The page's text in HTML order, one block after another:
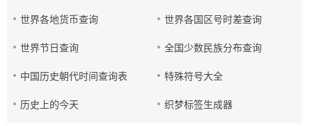
世界各地货币查询 世界各国区号时差查询
世界节日查询 全国少数民族分布查询
中国历史朝代时间查询表 特殊符号大全
历史上的今天 织梦标签生成器